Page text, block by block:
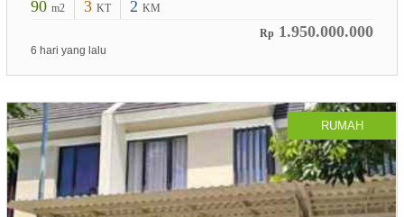
90 m2 3 KT 2 KM
Rp 1.950.000.000
6 hari yang lalu
RUMAH